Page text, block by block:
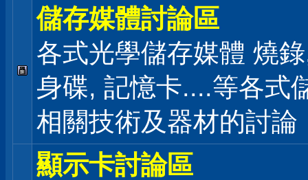
儲存媒體討論區
各式光學儲存媒體 燒
身碟, 記憶卡....等各式
相關技術及器材的討論
顯示卡討論區